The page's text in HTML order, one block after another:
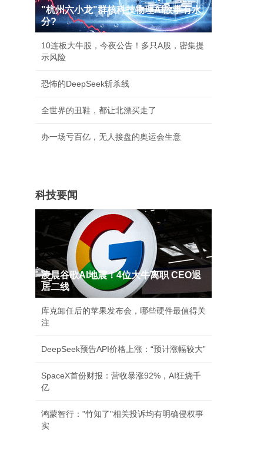
"杭州六小龙"群核科技物理AI故事有水
分?
10连板大牛股，今夜公告！多只A股，密集提
示风险
恐怖的DeepSeek斩杀线
全世界的丑鞋，都让北漂买走了
办一场亏百亿，无人接盘的奥运会生意
科技要闻
凌晨谷歌AI地震！4位大牛离职 CEO退
居二线
库克卸任后的苹果发布会，哪些硬件最值得关
注
DeepSeek预告API价格上涨：“预计涨幅较大”
SpaceX首份财报：营收暴涨92%，AI狂烧千
亿
鸿蒙智行："竹知了"相关投诉均有明确侵权事
实